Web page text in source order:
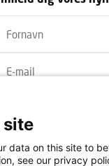
Tilmeld
site
data on this site to
see our privacy